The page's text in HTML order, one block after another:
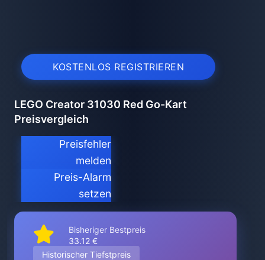
KOSTENLOS REGISTRIEREN
LEGO Creator 31030 Red Go-Kart
Preisvergleich
Preisfehler
melden
Preis-Alarm
setzen
Bisheriger Bestpreis
33.12 €
Historischer Tiefstpreis